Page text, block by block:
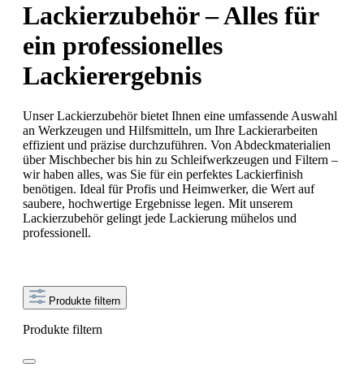
Lackierzubehör – Alles für
ein professionelles
Lackierergebnis
Unser Lackierzubehör bietet Ihnen eine umfassende Auswahl
an Werkzeugen und Hilfsmitteln, um Ihre Lackierarbeiten
effizient und präzise durchzuführen. Von Abdeckmaterialien
über Mischbecher bis hin zu Schleifwerkzeugen und Filtern –
wir haben alles, was Sie für ein perfektes Lackierfinish
benötigen. Ideal für Profis und Heimwerker, die Wert auf
saubere, hochwertige Ergebnisse legen. Mit unserem
Lackierzubehör gelingt jede Lackierung mühelos und
professionell.
Produkte filtern
Produkte filtern